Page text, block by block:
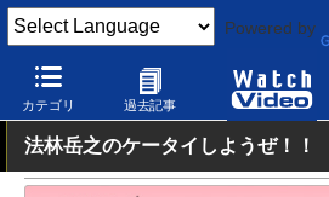
Powered by
カテゴリ 過去記事
Watch Video モバイル スマートフォン
法林岳之のケータイしようぜ！！